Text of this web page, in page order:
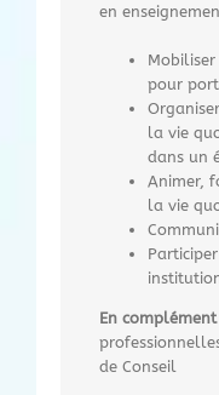
en
pour
la vie
dans un
Animer,
la vie
En
de Conseil